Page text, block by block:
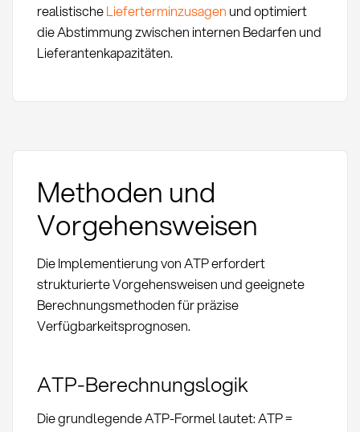
realistischeLieferterminzusagen und optimiert
die Abstimmung zwischen internen Bedarfen und
Lieferantenkapazitäten.
Methoden und
Vorgehensweisen
Die Implementierung von ATP erfordert
strukturierte Vorgehensweisen und geeignete
Berechnungsmethoden für präzise
Verfügbarkeitsprognosen.
ATP-Berechnungslogik
Die grundlegende ATP-Formel lautet: ATP =